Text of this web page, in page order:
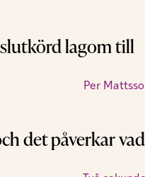
lagom till
det påverkar vad